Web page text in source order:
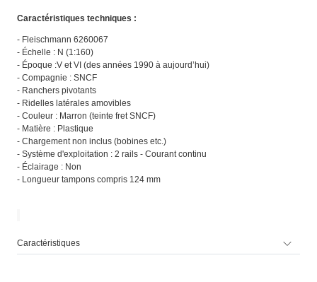
Caractéristiques techniques :
- Fleischmann 6260067
- Échelle : N (1:160)
- Époque :V et VI (des années 1990 à aujourd’hui)
- Compagnie : SNCF
- Ranchers pivotants
- Ridelles latérales amovibles
- Couleur : Marron (teinte fret SNCF)
- Matière : Plastique
- Chargement non inclus (bobines etc.)
- Système d'exploitation : 2 rails - Courant continu
- Éclairage : Non
- Longueur tampons compris 124 mm
Caractéristiques